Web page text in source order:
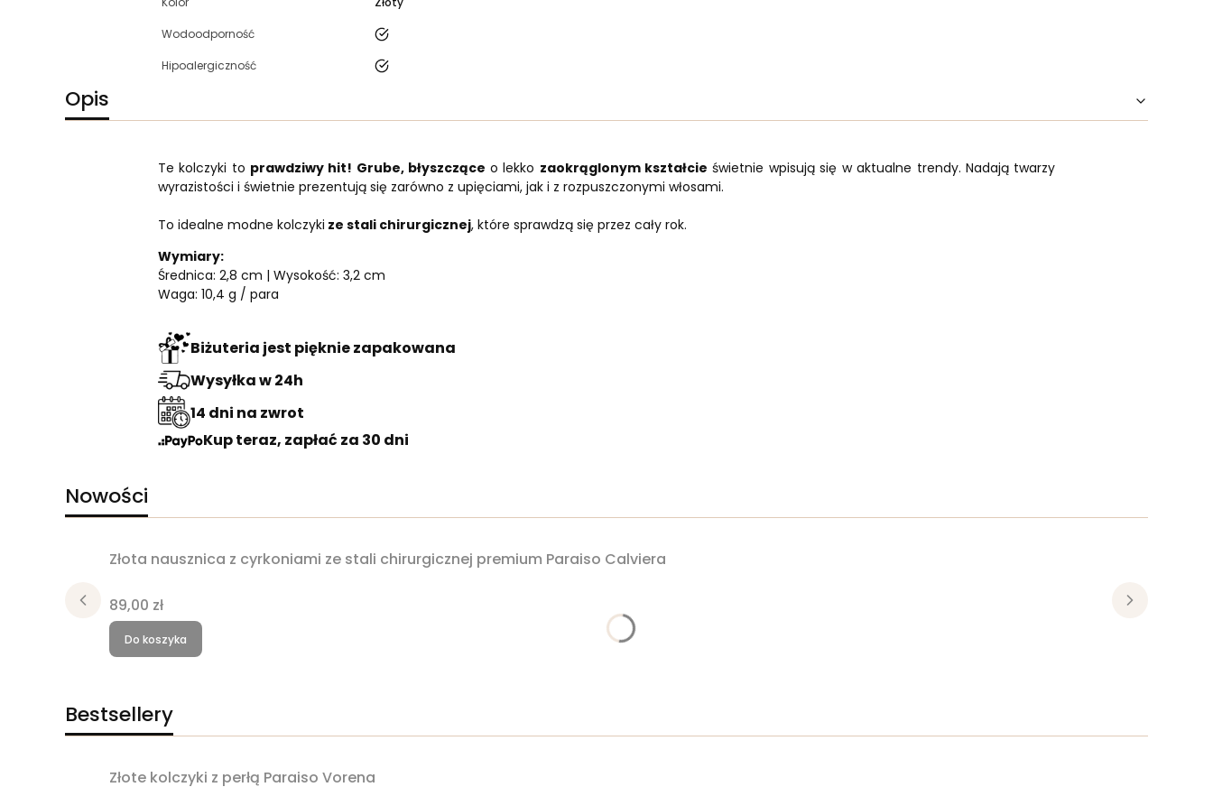
Wodoodporność tak
Hipoalergiczność tak
Opis
Te kolczyki to prawdziwy hit! Grube, błyszczące o lekko zaokrąglonym kształcie świetnie wpisują się w aktualne trendy. Nadają twarzy
wyrazistości i świetnie prezentują się zarówno z upięciami, jak i z rozpuszczonymi włosami.
To idealne modne kolczyki ze stali chirurgicznej, które sprawdzą się przez cały rok.
Wymiary:
Średnica: 2,8 cm | Wysokość: 3,2 cm
Waga: 10,4 g / para
Biżuteria jest pięknie zapakowana
Wysyłka w 24h
14 dni na zwrot
Kup teraz, zapłać za 30 dni
Nowości
Złota nausznica z cyrkoniami ze stali chirurgicznej premium Paraiso Calviera
Cena
89,00 zł
Do koszyka
Bestsellery
Bestseller
Złote kolczyki z perłą Paraiso Vorena